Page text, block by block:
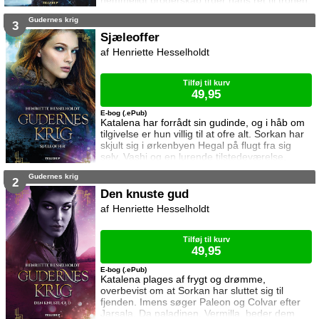
Han udlover en dusør til den som kan fange
et kapløb mellem to umage dusørjægere om
at blive den første som slår kløerne i rigets
mest eftersøgte magiker. Skyriel ønsker
3 Gudernes krig
Sjæleoffer
Katalena har forrådt sin gudinde, og i håb om
tilgivelse er hun villig til at ofre alt. Sorkan har
skjult sig i ørkenbyen Hegal på flugt fra sig
selv, Vashi og en lurende tilstedeværelse.
Imens har Paleon fundet lykken, men tvinges
Derell har ikke opgivet sin hævn over Cairon,
og Cairon har ikke glemt den mand der kan
betyde døden for selv en gud. Sjæleoffer er
E-bog (.ePub)
Henriette Hesselholdt
Tilføj til kurv
49,95
2 Gudernes krig
Den knuste gud
Katalena plages af frygt og drømme,
overbevist om at Sorkan har sluttet sig til
fjenden. Imens søger Paleon og Colvar efter
Jarsala. Da paladinen, Vermilla, beder dem
E-bog (.ePub)
Henriette Hesselholdt
Tilføj til kurv
49,95